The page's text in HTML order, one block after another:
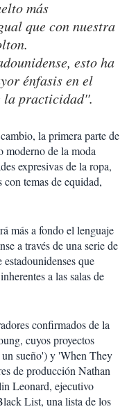
más
que con nuestra
esto ha
énfasis en el
la practicidad''.
la primera parte de
moderno de la moda
expresivas de la ropa,
temas de equidad,
más a fondo el lenguaje
a través de una serie de
que
a las salas de
confirmados de la
cuyos proyectos
sueño') y 'When They
de producción Nathan
Leonard, ejecutivo
List, una lista de los